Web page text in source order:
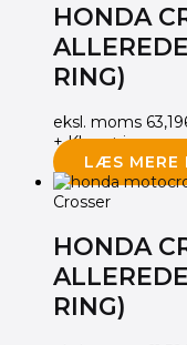
HONDA
RING)
eksl. moms
+ Klargøring og
LÆS MERE
Crosser
HONDA
RING)